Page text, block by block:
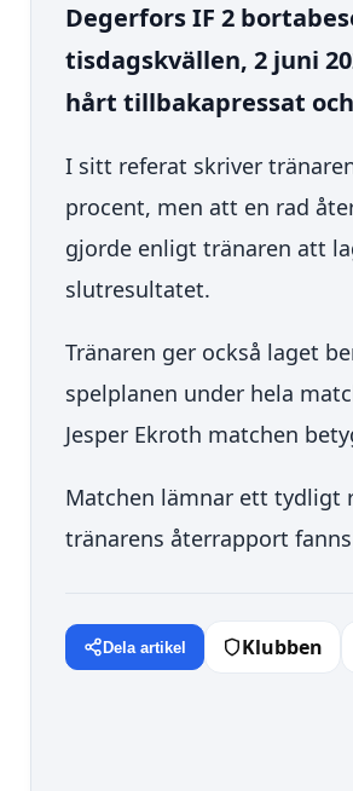
Degerfors IF 2
tisdagskvällen, 2 juni
hårt tillbakapressat
I sitt referat skriver
procent, men att en rad
gjorde enligt tränaren att
slutresultatet.
Tränaren ger också laget
spelplanen under hela
Jesper Ekroth matchen
Matchen lämnar ett tydligt
tränarens återrapport
Dela artikel Klubben